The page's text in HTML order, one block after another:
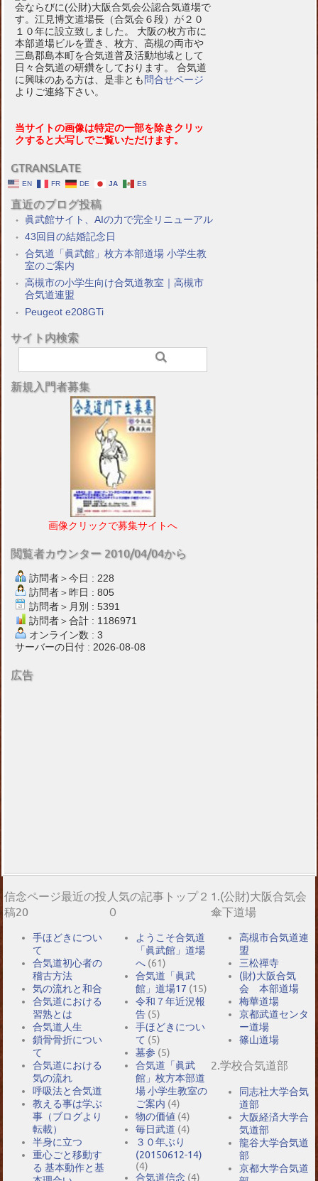
会ならびに(公財)大阪合気会公認合気道場で
す。江見博文道場長（合気会６段）が２０
１０年に設立致しました。 大阪の枚方市に
本部道場ビルを置き、枚方、高槻の両市や
三島郡島本町を合気道普及活動地域として
日々合気道の研鑽をしております。 合気道
に興味のある方は、是非とも 問合せページ
よりご連絡下さい。
当サイトの画像は特定の一部を除きクリッ
クすると大写しでご覧いただけます。
GTRANSLATE
EN FR DE JA ES
直近のブログ投稿
眞武館サイト、AIの力で完全リニューアル
43回目の結婚記念日
合気道「眞武館」枚方本部道場 小学生教
室のご案内
高槻市の小学生向け合気道教室｜高槻市
合気道連盟
Peugeot e208GTi
サイト内検索
新規入門者募集
画像クリックで募集サイトへ
閲覧者カウンター 2010/04/04から
訪問者＞今日 : 228
訪問者＞昨日 : 805
訪問者＞月別 : 5391
訪問者＞合計 : 1186971
オンライン数 : 3
サーバーの日付 : 2026-08-08
広告
信念ページ最近の投
稿20
手ほどきについ
て
合気道初心者の
稽古方法
気の流れと和合
合気道における
習熟とは
合気道人生
鎖骨骨折につい
て
合気道における
気の流れ
呼吸法と合気道
教える事は学ぶ
事（ブログより
転載）
半身に立つ
重心ごと移動す
る 基本動作と基
人気の記事トップ２
０
ようこそ合気道
「眞武館」道場
へ (61)
合気道「眞武
館」道場17 (15)
令和７年近況報
告 (5)
手ほどきについ
て (5)
墓参 (5)
合気道「眞武
館」枚方本部道
場 小学生教室の
ご案内 (4)
物の価値 (4)
毎日武道 (4)
３０年ぶり
(20150612-14)
(4)
合気道信念 (4)
1.(公財)大阪合気会
傘下道場
高槻市合気道連
盟
三松禪寺
(財)大阪合気
会 本部道場
梅華道場
京都武道センタ
ー道場
篠山道場
2.学校合気道部
同志社大学合気
道部
大阪経済大学合
気道部
龍谷大学合気道
部
京都大学合気道